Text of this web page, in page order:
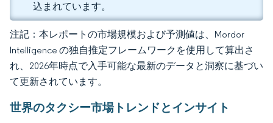
込まれています。
注記：本レポートの市場規模および予測値は、Mordor
Intelligence の独自推定フレームワークを使用して算出さ
れ、2026年時点で入手可能な最新のデータと洞察に基づい
て更新されています。
世界のタクシー市場トレンドとインサイト